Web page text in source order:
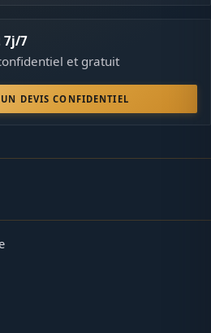
7j/7
et gratuit
DEVIS CONFIDENTIEL